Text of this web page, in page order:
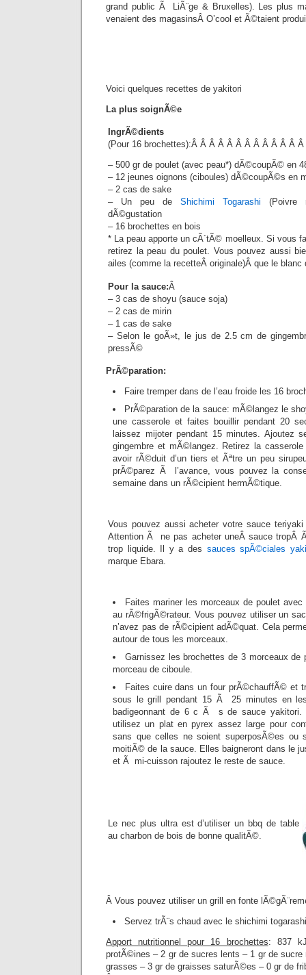
grand public Ã LiÃ¨ge & Bruxelles). Les plus
venaient des magasinsÂ O’cool et Ã©taient
Voici quelques recettes de yakitori
La plus soignÃ©e
IngrÃ©dients
(Pour 16 brochettes):Â Â Â Â Â Â Â Â Â Â Â Â
– 500 gr de poulet (avec peau*) dÃ©coupÃ© en
– 12 jeunes oignons (ciboules) dÃ©coupÃ©s en
– 2 cas de sake
– Un peu de Shichimi Togarashi (Poivre
dÃ©gustation
– 16 brochettes en bois
* La peau apporte un cÃ´tÃ© moelleux. Si vous
retirez la peau du poulet. Vous pouvez aussi
ailes (comme la recetteÂ originale)Â que le blanc
Pour la sauce:Â
– 3 cas de shoyu (sauce soja)
– 2 cas de mirin
– 1 cas de sake
– Selon le goÃ»t, le jus de 2.5 cm de
pressÃ©
PrÃ©paration:
Faire tremper dans de l’eau froide les 16
PrÃ©paration de la sauce: mÃ©langez le
une casserole et faites bouillir pendant 20
laissez mijoter pendant 15 minutes. Ajoutez
gingembre et mÃ©langez. Retirez la
avoir rÃ©duit d’un tiers et Ãªtre un peu
prÃ©parez Ã l’avance, vous pouvez la
semaine dans un rÃ©cipient hermÃ©tique.
Vous pouvez aussi acheter votre sauce
Attention Ã ne pas acheter uneÂ sauce tropÂ
trop liquide. Il y a des sauces spÃ©ciales
marque Ebara.
Faites mariner les morceaux de poulet
au rÃ©frigÃ©rateur. Vous pouvez utiliser un
n’avez pas de rÃ©cipient adÃ©quat. Cela
autour de tous les morceaux.
Garnissez les brochettes de 3 morceaux de
morceau de ciboule.
Faites cuire dans un four prÃ©chauffÃ© et
sous le grill pendant 15 Ã 25 minutes en
badigeonnant de 6 c Ã s de sauce yakitori.
utilisez un plat en pyrex assez large pour
sans que celles ne soient superposÃ©es ou
moitiÃ© de la sauce. Elles baigneront dans le
et Ã mi-cuisson rajoutez le reste de sauce.
Le nec plus ultra est d’utiliser un bbq de table
au charbon de bois de bonne qualitÃ©.
Â Vous pouvez utiliser un grill en fonte
Servez trÃ¨s chaud avec le shichimi togarashi
Apport nutritionnel pour 16 brochettes: 837
protÃ©ines – 2 gr de sucres lents – 1 gr de sucre
grasses – 3 gr de graisses saturÃ©es – 0 gr de